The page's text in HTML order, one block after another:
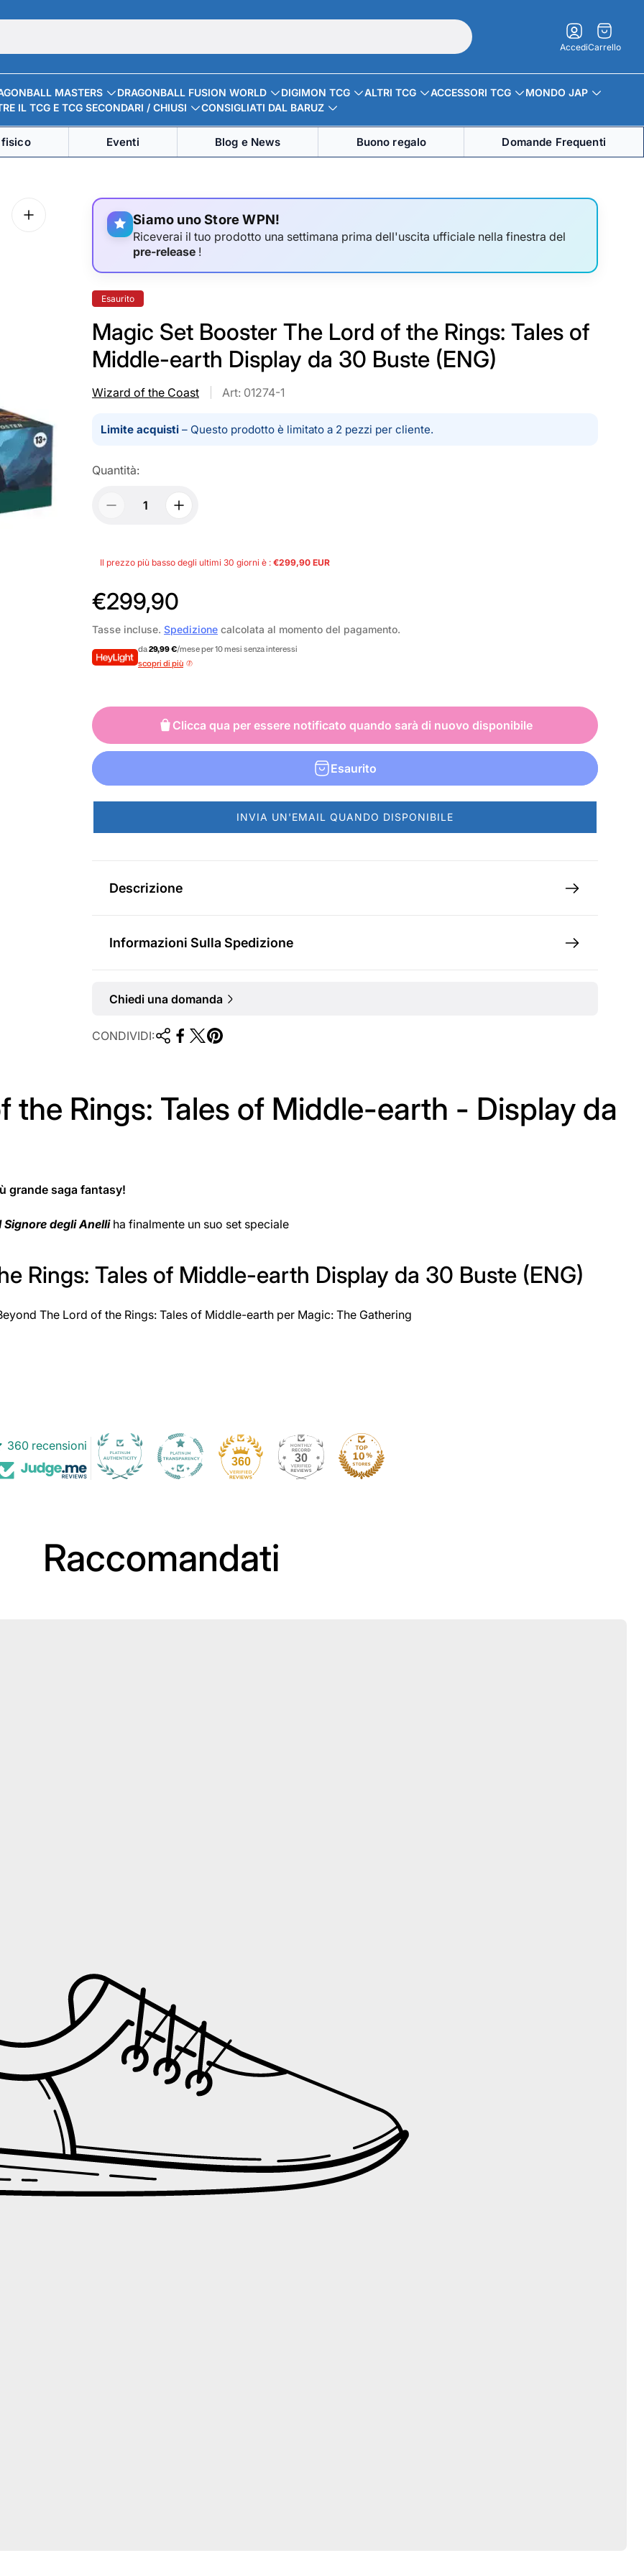
Accedi
Carrello.
Carrello
MASTERS DRAGONBALL FUSION WORLD DIGIMON TCG ALTRI TCG ACCESSORI TCG
MONDO JAP
IL TCG E TCG SECONDARI / CHIUSI
CONSIGLIATI DAL BARUZ
fisico Eventi Blog e News Buono regalo Domande Frequenti
Siamo uno Store WPN!
Riceverai il tuo prodotto una settimana prima dell'uscita ufficiale nella finestra del
pre-release !
Etichetta
del
Esaurito
Magic Set Booster The Lord of the Rings: Tales of
Middle-earth Display da 30 Buste (ENG)
Wizard of the Coast Art: 01274-1
Limite acquisti – Questo prodotto è limitato a 2 pezzi per cliente.
Quantità:
Il prezzo più basso degli ultimi 30 giorni è : €299,90 EUR
P
r
e
z
o
n
o
€299,90
Tasse incluse. Spedizione calcolata al momento del pagamento.
da29,99 €/mese per 10 mesi senza interessi
scopri di più
Clicca qua per essere notificato quando sarà di nuovo disponibile
Esaurito
INVIA UN'EMAIL QUANDO DISPONIBILE
Descrizione
Informazioni Sulla Spedizione
Chiedi una domanda
CONDIVIDI:
the Rings: Tales of Middle-earth - Display da
grande saga fantasy!
Signore degli Anelliha finalmente un suo set speciale
Rings: Tales of Middle-earth Display da 30 Buste (ENG)
The Lord of the Rings: Tales of Middle-earth per Magic: The Gathering
360 recensioni
360 30
Raccomandati